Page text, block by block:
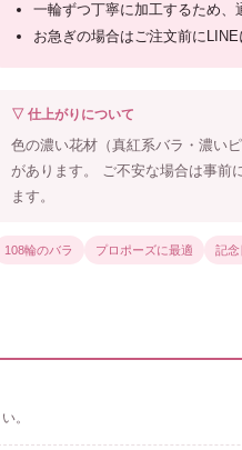
一輪ずつ丁寧に加工するため
お急ぎの場合はご注文前に
▽ 仕上がりについて
色の濃い花材（真紅系バラ・濃い
があります。 ご不安な場合は事前
ます。
108輪のバラ プロポーズに最適 記念
。